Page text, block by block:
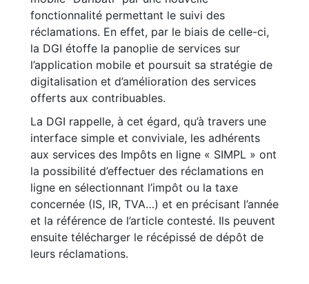
fonctionnalité permettant le suivi des
réclamations. En effet, par le biais de celle-ci,
la DGI étoffe la panoplie de services sur
l’application mobile et poursuit sa stratégie de
digitalisation et d’amélioration des services
offerts aux contribuables.
La DGI rappelle, à cet égard, qu’à travers une
interface simple et conviviale, les adhérents
aux services des Impôts en ligne « SIMPL » ont
la possibilité d’effectuer des réclamations en
ligne en sélectionnant l’impôt ou la taxe
concernée (IS, IR, TVA…) et en précisant l’année
et la référence de l’article contesté. Ils peuvent
ensuite télécharger le récépissé de dépôt de
leurs réclamations.